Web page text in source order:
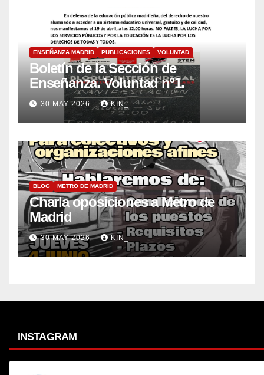
ENSEÑANZA MADRID PUBLICACIONES VOLUNTAD
Boletín de la Sección de
Enseñanza. Voluntad nº1.
30 MAY 2026 KIN_
BLOG METRO DE MADRID
Charla oposiciones a Metro de
Madrid
30 MAY 2026 KIN_
INSTAGRAM